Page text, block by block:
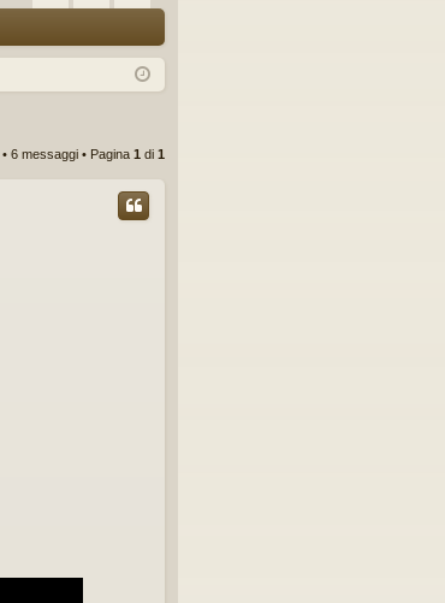
Q in riv
• 6 messaggi • Pagina 1 di 1